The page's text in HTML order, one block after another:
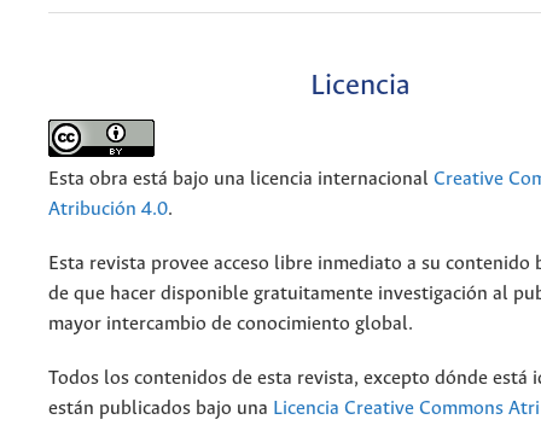
Licencia
Esta obra está bajo una licencia internacional Creative
Atribución 4.0.
Esta revista provee acceso libre inmediato a su contenido
de que hacer disponible gratuitamente investigación al
mayor intercambio de conocimiento global.
Todos los contenidos de esta revista, excepto dónde está
están publicados bajo una Licencia Creative Commons